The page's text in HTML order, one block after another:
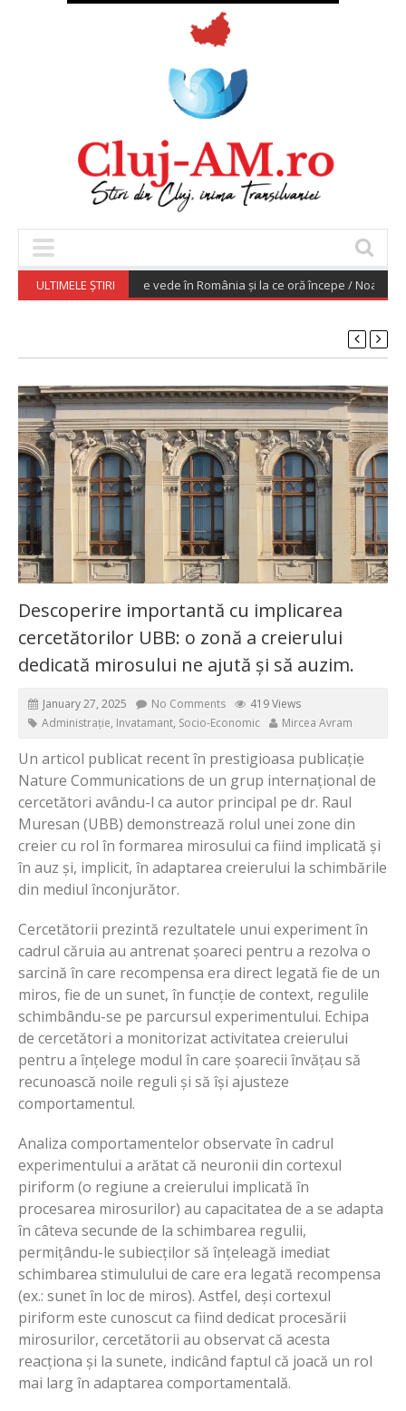
ULTIMELE ȘTIRI
august 2026. Unde se vede în România și la ce oră începe / Noaptea
Descoperire importantă cu implicarea
cercetătorilor UBB: o zonă a creierului
dedicată mirosului ne ajută și să auzim.
January 27, 2025 No Comments
419 Views
Administrație, Invatamant, Socio-Economic Mircea Avram
Un articol publicat recent în prestigioasa publicație
Nature Communications de un grup internațional de
cercetători avându-l ca autor principal pe dr. Raul
Muresan (UBB) demonstrează rolul unei zone din
creier cu rol în formarea mirosului ca fiind implicată și
în auz și, implicit, în adaptarea creierului la schimbările
din mediul înconjurător.
Cercetătorii prezintă rezultatele unui experiment în
cadrul căruia au antrenat șoareci pentru a rezolva o
sarcină în care recompensa era direct legată fie de un
miros, fie de un sunet, în funcție de context, regulile
schimbându-se pe parcursul experimentului. Echipa
de cercetători a monitorizat activitatea creierului
pentru a înțelege modul în care șoarecii învățau să
recunoască noile reguli și să își ajusteze
comportamentul.
Analiza comportamentelor observate în cadrul
experimentului a arătat că neuronii din cortexul
piriform (o regiune a creierului implicată în
procesarea mirosurilor) au capacitatea de a se adapta
în câteva secunde de la schimbarea regulii,
permițându-le subiecților să înțeleagă imediat
schimbarea stimulului de care era legată recompensa
(ex.: sunet în loc de miros). Astfel, deși cortexul
piriform este cunoscut ca fiind dedicat procesării
mirosurilor, cercetătorii au observat că acesta
reacționa și la sunete, indicând faptul că joacă un rol
mai larg în adaptarea comportamentală.